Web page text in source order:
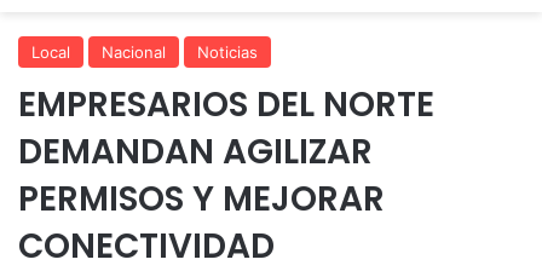
Local Nacional Noticias
EMPRESARIOS DEL NORTE
DEMANDAN AGILIZAR
PERMISOS Y MEJORAR
CONECTIVIDAD